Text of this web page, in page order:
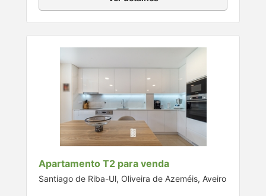
Apartamento T2 para venda
Santiago de Riba-Ul, Oliveira de Azeméis, Aveiro